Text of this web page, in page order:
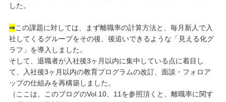
した。
⇒この課題に対しては、まず離職率の計算方法と、毎月新人で入
社してくるグループをその後、後追いできるような「見える化グ
ラフ」を導入しました。
そして、退職者が入社後3ヶ月以内に集中している点に着目し
て、入社後3ヶ月以内の教育プログラムの改訂、面談・フォロア
ップの仕組みを再構築しました。
（ここは、このブログのVol.10、11を参照頂くと、離職率に関す